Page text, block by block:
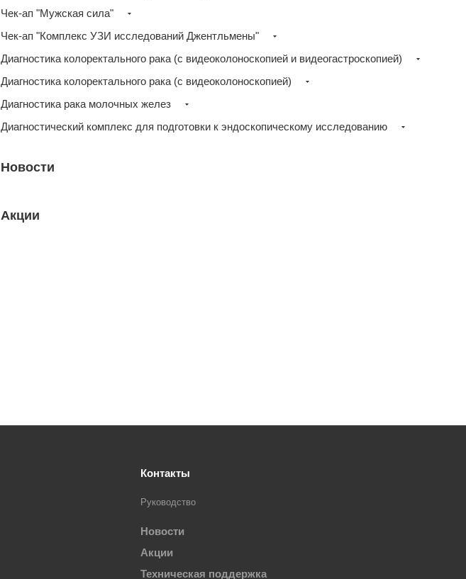
Чек-ап "Мужская сила"
Чек-ап "Комплекс УЗИ исследований Джентльмены"
Диагностика колоректального рака (с видеоколоноскопией и видеогастроскопией)
Диагностика колоректального рака (с видеоколоноскопией)
Диагностика рака молочных желез
Диагностический комплекс для подготовки к эндоскопическому исследованию
Новости
Акции
Контакты
Руководство
Новости
Акции
Техническая поддержка